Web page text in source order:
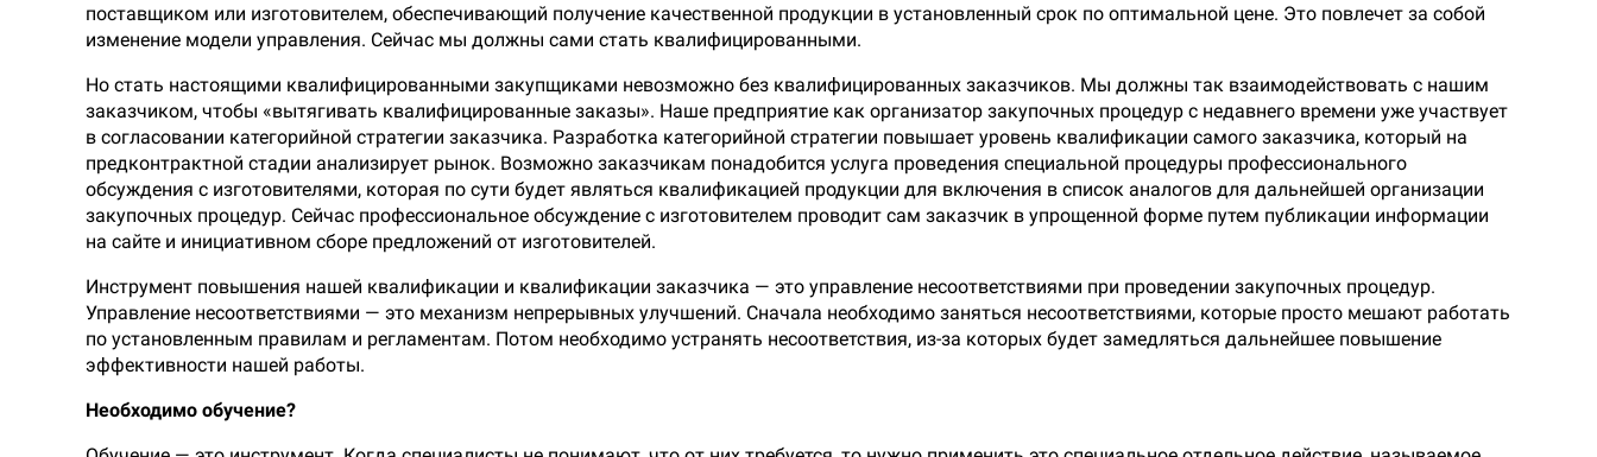
поставщиком или изготовителем, обеспечивающий получение качественной продукции в установленный срок по оптимальной цене. Это повлечет за собой
изменение модели управления. Сейчас мы должны сами стать квалифицированными.
Но стать настоящими квалифицированными закупщиками невозможно без квалифицированных заказчиков. Мы должны так взаимодействовать с нашим
заказчиком, чтобы «вытягивать квалифицированные заказы». Наше предприятие как организатор закупочных процедур с недавнего времени уже участвует
в согласовании категорийной стратегии заказчика. Разработка категорийной стратегии повышает уровень квалификации самого заказчика, который на
предконтрактной стадии анализирует рынок. Возможно заказчикам понадобится услуга проведения специальной процедуры профессионального
обсуждения с изготовителями, которая по сути будет являться квалификацией продукции для включения в список аналогов для дальнейшей организации
закупочных процедур. Сейчас профессиональное обсуждение с изготовителем проводит сам заказчик в упрощенной форме путем публикации информации
на сайте и инициативном сборе предложений от изготовителей.
Инструмент повышения нашей квалификации и квалификации заказчика — это управление несоответствиями при проведении закупочных процедур.
Управление несоответствиями — это механизм непрерывных улучшений. Сначала необходимо заняться несоответствиями, которые просто мешают работать
по установленным правилам и регламентам. Потом необходимо устранять несоответствия, из-за которых будет замедляться дальнейшее повышение
эффективности нашей работы.
Необходимо обучение?